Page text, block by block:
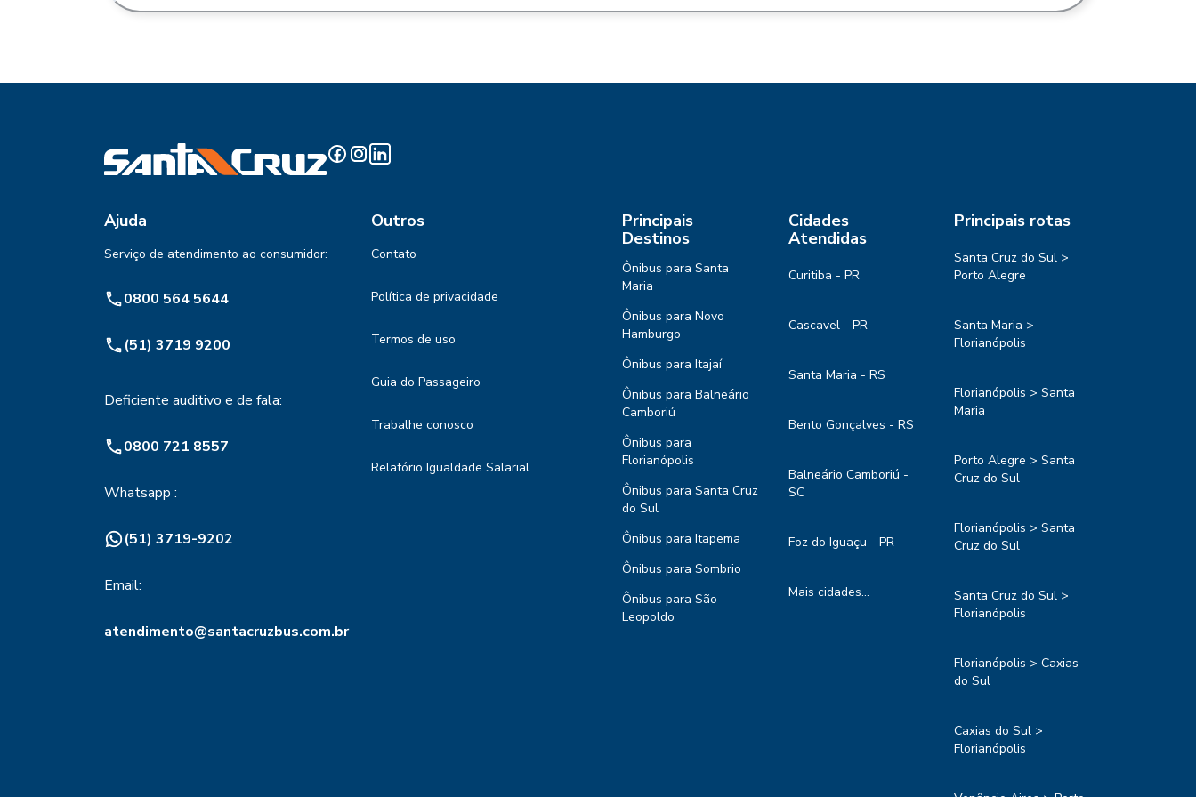
Ajuda
Serviço de atendimento ao consumidor:
0800 564 5644
(51) 3719 9200
Deficiente auditivo e de fala:
0800 721 8557
Whatsapp :
(51) 3719-9202
Email:
atendimento@santacruzbus.com.br
Outros
Contato
Política de privacidade
Termos de uso
Guia do Passageiro
Trabalhe conosco
Relatório Igualdade Salarial
Principais
Destinos
Ônibus para Santa
Maria
Ônibus para Novo
Hamburgo
Ônibus para Itajaí
Ônibus para Balneário
Camboriú
Ônibus para
Florianópolis
Ônibus para Santa Cruz
do Sul
Ônibus para Itapema
Ônibus para Sombrio
Ônibus para São
Leopoldo
Cidades
Atendidas
Curitiba - PR
Cascavel - PR
Santa Maria - RS
Bento Gonçalves - RS
Balneário Camboriú -
SC
Foz do Iguaçu - PR
Mais cidades...
Principais rotas
Santa Cruz do Sul >
Porto Alegre
Santa Maria >
Florianópolis
Florianópolis > Santa
Maria
Porto Alegre > Santa
Cruz do Sul
Florianópolis > Santa
Cruz do Sul
Santa Cruz do Sul >
Florianópolis
Florianópolis > Caxias
do Sul
Caxias do Sul >
Florianópolis